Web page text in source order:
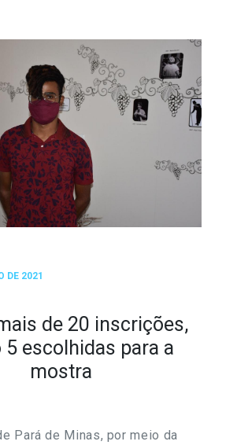
DE 2021
de 20 inscrições,
5 escolhidas para a
mostra
Pará de Minas, por meio da